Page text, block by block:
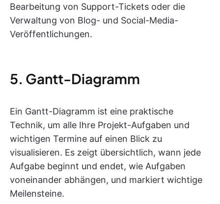
Bearbeitung von Support-Tickets oder die
Verwaltung von Blog- und Social-Media-
Veröffentlichungen.
5. Gantt-Diagramm
Ein Gantt-Diagramm ist eine praktische
Technik, um alle Ihre Projekt-Aufgaben und
wichtigen Termine auf einen Blick zu
visualisieren. Es zeigt übersichtlich, wann jede
Aufgabe beginnt und endet, wie Aufgaben
voneinander abhängen, und markiert wichtige
Meilensteine.